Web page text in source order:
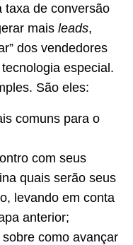
taxa de conversão
mais leads,
dos vendedores
especial.
São eles:
comuns para o
com seus
quais serão seus
levando em conta
anterior;
como avançar